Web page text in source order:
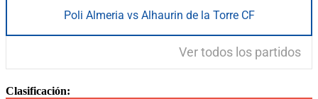
Poli Almeria vs Alhaurin de la Torre CF
Ver todos los partidos
Clasificación: